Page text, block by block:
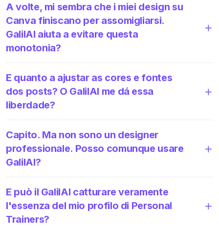
A volte, mi sembra che i miei design su
Canva finiscano per assomigliarsi.
GalilAI aiuta a evitare questa
monotonia?
E quanto a ajustar as cores e fontes
dos posts? O GalilAI me dá essa
liberdade?
Capito. Ma non sono un designer
professionale. Posso comunque usare
GalilAI?
E può il GalilAI catturare veramente
l'essenza del mio profilo di Personal
Trainers?